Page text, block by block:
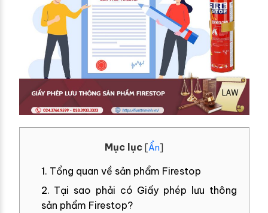
Mục lục [Ẩn]
1. Tổng quan về sản phẩm Firestop
2. Tại sao phải có Giấy phép lưu thông
sản phẩm Firestop?